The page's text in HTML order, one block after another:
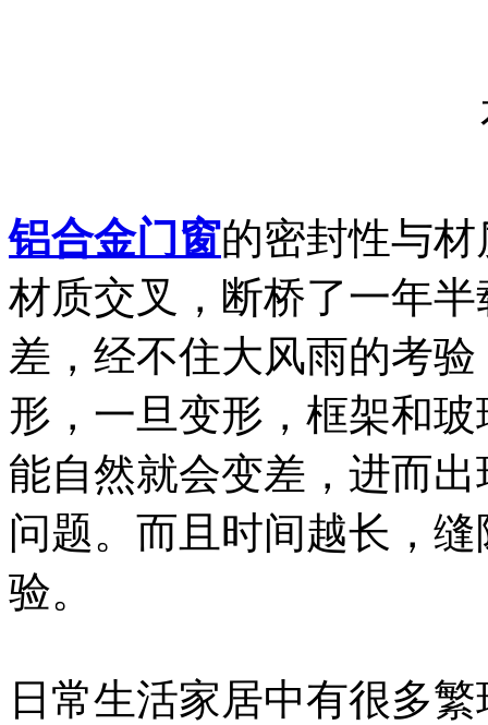
铝合金门窗的密封性与
材质交叉，断桥了一年
差，经不住大风雨的考
形，一旦变形，框架和
能自然就会变差，进而
问题。而且时间越长，
验。
日常生活家居中有很多